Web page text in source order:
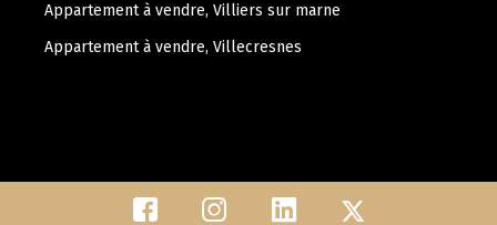
Appartement à vendre, Villiers sur marne
Appartement à vendre, Villecresnes